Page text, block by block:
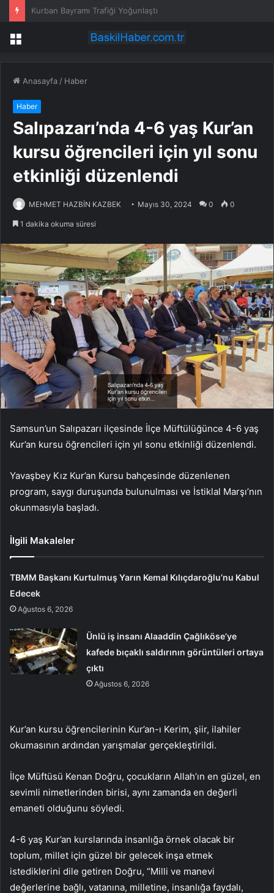
Menü
Anasayfa / Haber
Haber
Salıpazarı’nda 4-6 yaş Kur’an
kursu öğrencileri için yıl sonu
etkinliği düzenlendi
MEHMET HAZBİN KAZBEK Mayıs 30, 2024 0 0
1 dakika okuma süresi
Samsun’un Salıpazarı ilçesinde İlçe Müftülüğünce 4-6 yaş
Kur’an kursu öğrencileri için yıl sonu etkinliği düzenlendi.
Yavaşbey Kız Kur’an Kursu bahçesinde düzenlenen
program, saygı duruşunda bulunulması ve İstiklal Marşı’nın
okunmasıyla başladı.
İlgili Makaleler
TBMM Başkanı Kurtulmuş Yarın Kemal Kılıçdaroğlu’nu Kabul
Edecek
Ağustos 6, 2026
Ünlü iş insanı Alaaddin Çağlıköse’ye
kafede bıçaklı saldırının görüntüleri ortaya
çıktı
Ağustos 6, 2026
Kur’an kursu öğrencilerinin Kur’an-ı Kerim, şiir, ilahiler
okumasının ardından yarışmalar gerçekleştirildi.
İlçe Müftüsü Kenan Doğru, çocukların Allah’ın en güzel, en
sevimli nimetlerinden birisi, aynı zamanda en değerli
emaneti olduğunu söyledi.
4-6 yaş Kur’an kurslarında insanlığa örnek olacak bir
toplum, millet için güzel bir gelecek inşa etmek
istediklerini dile getiren Doğru, “Milli ve manevi
değerlerine bağlı, vatanına, milletine, insanlığa faydalı,